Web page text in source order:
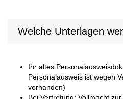
Welche Unterlagen
Ihr altes
Personalausweis ist wegen
vorhanden)